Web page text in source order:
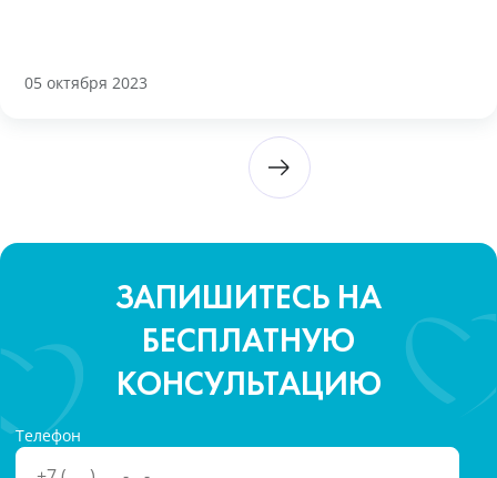
05 октября 2023
ЗАПИШИТЕСЬ НА
БЕСПЛАТНУЮ
КОНСУЛЬТАЦИЮ
Телефон